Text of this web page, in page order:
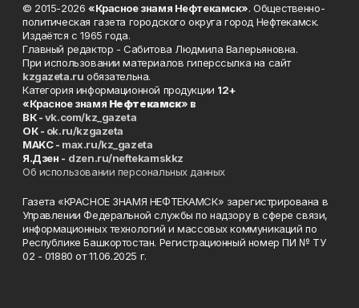
© 2015-2026 «Красное знамя Нефтекамск». Общественно-
политическая газета городского округа город Нефтекамск.
Издаётся с 1965 года.
Главный редактор - Сабитова Людмила Валерьяновна.
При использовании материалов гиперссылка на сайт
kzgazeta.ru обязательна.
Категория информационной продукции 12+
«Красное знамя Нефтекамск» в
ВК -vk.com/kz_gazeta
ОК - ok.ru/kzgazeta
MAKC - max.ru/kz_gazeta
Я.Дзен - dzen.ru/neftekamskkz
Об использовании персональных данных
Газета «КРАСНОЕ ЗНАМЯ НЕФТЕКАМСК» зарегистрирована в
Управлении Федеральной службы по надзору в сфере связи,
информационных технологий и массовых коммуникаций по
Республике Башкортостан. Регистрационный номер ПИ № ТУ
02 - 01880 от 11.06.2025 г.